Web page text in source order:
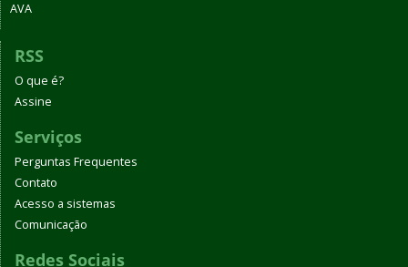
AVA
RSS
O que é?
Assine
Serviços
Perguntas Frequentes
Contato
Acesso a sistemas
Comunicação
Redes Sociais